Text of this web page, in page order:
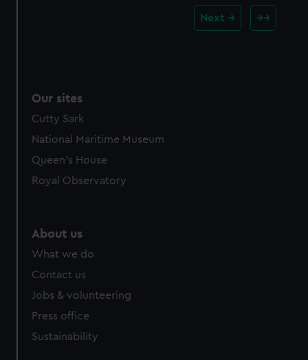
Next
Our sites
Cutty Sark
National Maritime Museum
Queen's House
Royal Observatory
About us
What we do
Contact us
Jobs & volunteering
Press office
Sustainability